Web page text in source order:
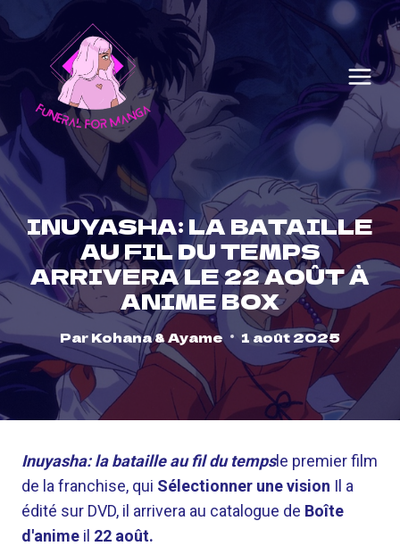
to
content
INUYASHA: LA BATAILLE
AU FIL DU TEMPS
ARRIVERA LE 22 AOÛT À
ANIME BOX
ParKohana & Ayame 1 août 2025
Inuyasha: la bataille au fil du tempsle premier film
de la franchise, qui Sélectionner une vision Il a
édité sur DVD, il arrivera au catalogue de Boîte
d'anime il 22 août.